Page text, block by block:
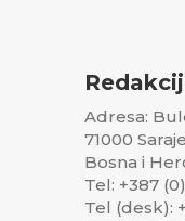
Adresa:
71000
Bosna i
Tel: +387
Tel (desk):